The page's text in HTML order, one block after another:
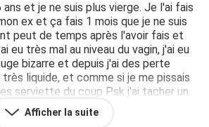
ans et je ne suis plus vierge. Je l'ai fais
ex et ça fais 1 mois que je ne suis
peut de temps après l'avoir fais et
eu très mal au niveau du vagin, j'ai eu
bizarre et depuis j'ai des perte
liquide, et comme si je me pissais
serviette du coup Psk j'ai tacher un
que ça dure, ça commence à
est du a quoi ? Et quesque c'est ?
Afficher la suite